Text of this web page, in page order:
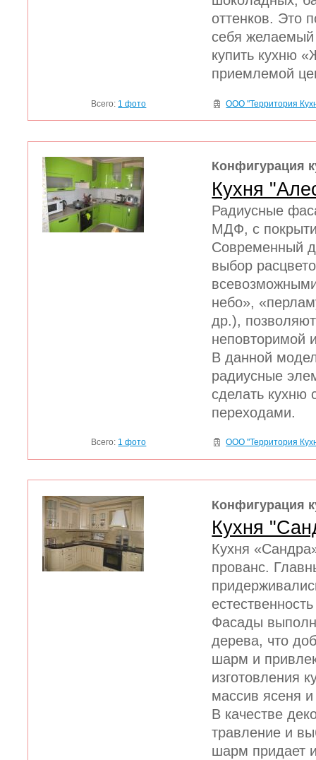
оттенков. Это
себя желаемый
купить кухню
приемлемой
Всего: 1 фото ООО "Территория
Конфигурация
Кухня
Радиусные
МДФ, с
Современный
выбор
небо»,
др.),
неповторимой
В данной
радиусные
сделать
переходами.
Всего: 1 фото ООО "Территория
Конфигурация
Кухня
Кухня
прованс.
Фасады
дерева, что
шарм и
изготовления
массив ясеня
В качестве
травление и
шарм придает